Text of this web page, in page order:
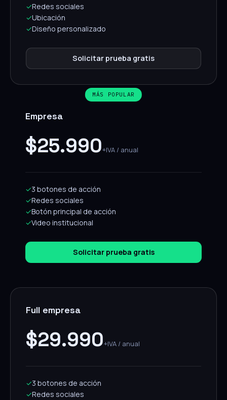
✓Redes sociales
✓Ubicación
✓Diseño personalizado
Solicitar prueba gratis
MÁS POPULAR
Empresa
$25.990+IVA / anual
✓3 botones de acción
✓Redes sociales
✓Botón principal de acción
✓Video institucional
Solicitar prueba gratis
Full empresa
$29.990+IVA / anual
✓3 botones de acción
✓Redes sociales